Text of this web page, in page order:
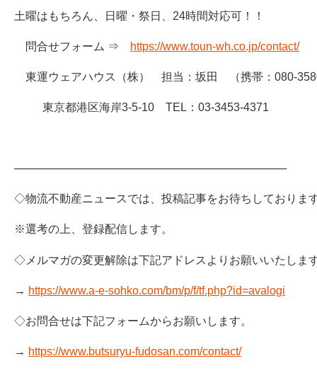
土曜はもちろん、日曜・祭日、24時間対応可！！
問合せフォーム ⇒ https://www.toun-wh.co.jp/contact/
東運ウェアハウス（株） 担当：坂田 （携帯：080-
東京都港区海岸3-5-10 TEL：03-3453-4371
───────────────────────────────────
◇物流不動産ニュースでは、投稿記事をお待ちしておりま
※選考の上、登録配信します。
◇メルマガの変更解除は下記アドレスよりお願いいたしま
→ https://www.a-e-sohko.com/bm/p/f/tf.php?id=avalogi
◇お問合せは下記フォームからお願いします。
→ https://www.butsuryu-fudosan.com/contact/